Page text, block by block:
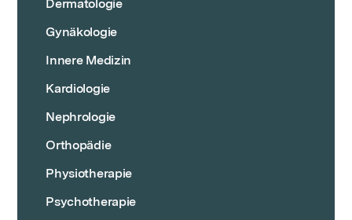
Dermatologie
Gynäkologie
Innere Medizin
Kardiologie
Nephrologie
Orthopädie
Physiotherapie
Psychotherapie